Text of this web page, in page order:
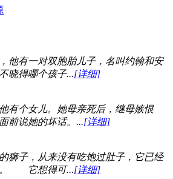
他有一对双胞胎儿子，名叫约翰和安
晓得哪个孩子...[详细]
有个女儿。她母亲死后，继母嫉恨
前说她的坏话。...[详细]
子，从来没有吃饱过肚子，它已经
。 它想得可...[详细]